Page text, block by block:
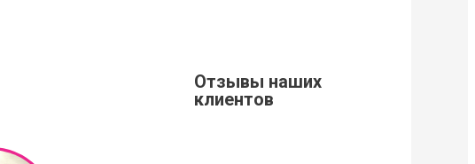
Отзывы наших
клиентов